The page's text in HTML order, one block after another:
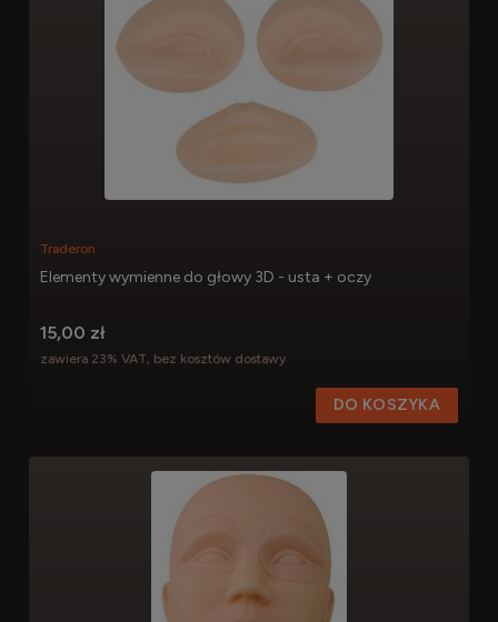
Elementy wymienne do głowy 3D - usta + oczy
Traderon
15,00 zł
zawiera 23% VAT, bez kosztów dostawy
DO KOSZYKA